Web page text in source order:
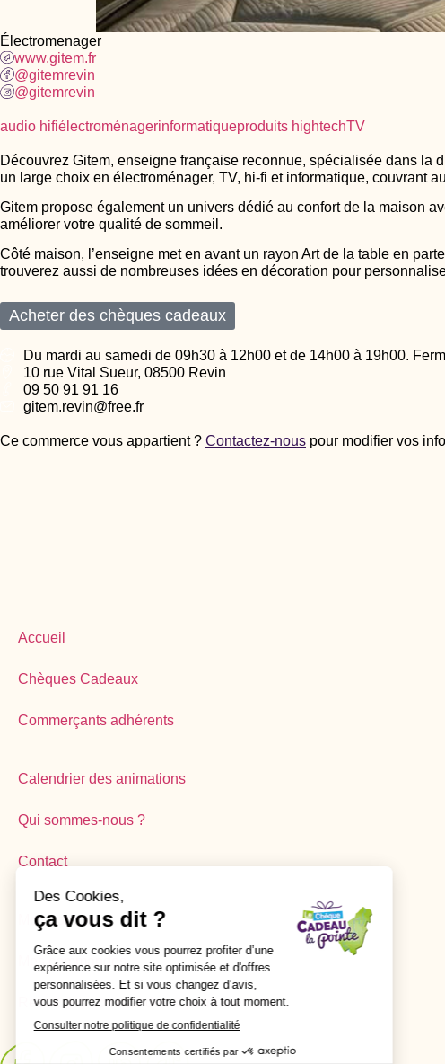
Électromenager
www.gitem.fr
@gitemrevin
@gitemrevin
audio hifiélectroménagerinformatiqueproduits hightechTV
Découvrez Gitem, enseigne française reconnue, spécialisée dans la
un large choix en électroménager, TV, hi-fi et informatique, couvrant
Gitem propose également un univers dédié au confort de la maison
améliorer votre qualité de sommeil.
Côté maison, l’enseigne met en avant un rayon Art de la table en
trouverez aussi de nombreuses idées en décoration pour
Acheter des chèques cadeaux
Du mardi au samedi de 09h30 à 12h00 et de 14h00 à 19h00.
10 rue Vital Sueur, 08500 Revin
09 50 91 91 16
gitem.revin@free.fr
Ce commerce vous appartient ? Contactez-nous pour modifier vos
Accueil
Chèques Cadeaux
Commerçants adhérents
Calendrier des animations
Qui sommes-nous ?
Contact
Mon compte
Mes commandes
Retrait des commandes & permanences